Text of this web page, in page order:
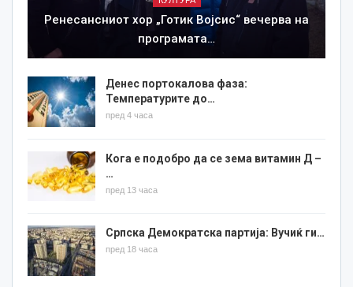
Ренесансниот хор „Готик Војсис“ вечерва на
програмата…
Денес портокалова фаза:
Температурите до…
пред 4 часа
Кога е подобро да се зема витамин Д –
…
пред 13 часа
Српска Демократска партија: Вучиќ ги…
пред 18 часа